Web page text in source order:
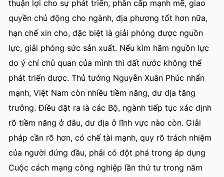
thuận lợi cho sự phát triển, phân cấp mạnh mẽ, giao
quyền chủ động cho ngành, địa phương tốt hơn nữa,
hạn chế xin cho, đặc biệt là giải phóng được nguồn
lực, giải phóng sức sản xuất. Nếu kìm hãm nguồn lực
do ý chí chủ quan của mình thì đất nước không thể
phát triển được. Thủ tướng Nguyễn Xuân Phúc nhấn
mạnh, Việt Nam còn nhiều tiềm năng, dư địa tăng
trưởng. Điều đặt ra là các Bộ, ngành tiếp tục xác định
rõ tiềm năng ở đâu, dư địa ở lĩnh vực nào còn. Giải
pháp cần rõ hơn, có chế tài mạnh, quy rõ trách nhiệm
của người đứng đầu, phải có đột phá trong áp dụng
Cuộc cách mạng công nghiệp lần thứ tư trong năm